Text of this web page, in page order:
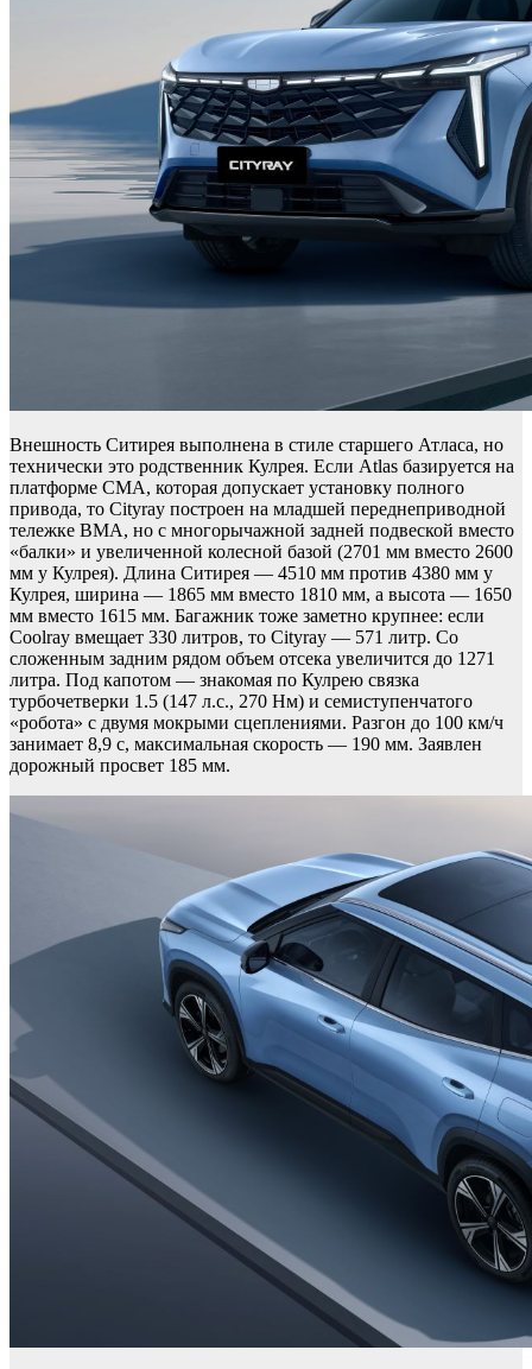
Внешность Ситирея выполнена в стиле старшего Атласа, но
технически это родственник Кулрея. Если Atlas базируется на
платформе CMA, которая допускает установку полного
привода, то Cityray построен на младшей переднеприводной
тележке BMA, но с многорычажной задней подвеской вместо
«балки» и увеличенной колесной базой (2701 мм вместо 2600
мм у Кулрея). Длина Ситирея — 4510 мм против 4380 мм у
Кулрея, ширина — 1865 мм вместо 1810 мм, а высота — 1650
мм вместо 1615 мм. Багажник тоже заметно крупнее: если
Coolray вмещает 330 литров, то Cityray — 571 литр. Со
сложенным задним рядом объем отсека увеличится до 1271
литра. Под капотом — знакомая по Кулрею связка
турбочетверки 1.5 (147 л.с., 270 Нм) и семиступенчатого
«робота» с двумя мокрыми сцеплениями. Разгон до 100 км/ч
занимает 8,9 с, максимальная скорость — 190 мм. Заявлен
дорожный просвет 185 мм.